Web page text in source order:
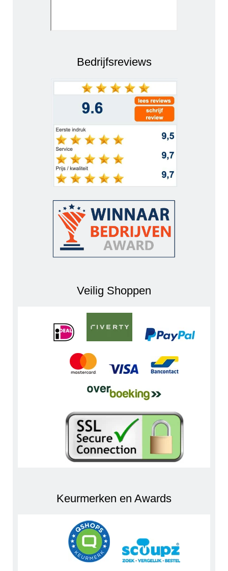
Bedrijfsreviews
Veilig Shoppen
Keurmerken en Awards